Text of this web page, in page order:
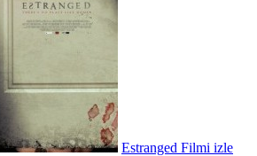
Estranged Filmi izle